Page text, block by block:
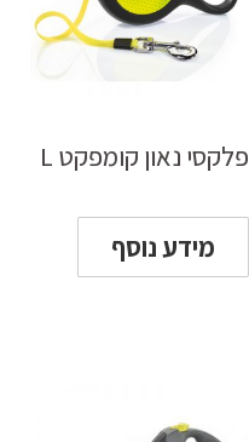
פלקסי נאון קומפקט L
מידע נוסף